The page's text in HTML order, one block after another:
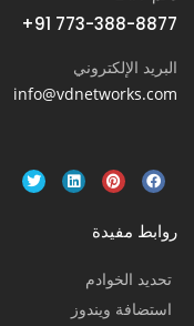
+91 773-388-8877
البريد الإلكتروني
info@vdnetworks.com
روابط مفيدة
تحديد الخوادم
استضافة ويندوز